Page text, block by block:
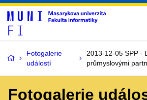
Fotogalerie
událostí
2013-12-05 SPP -
průmyslovými
Fotogalerie